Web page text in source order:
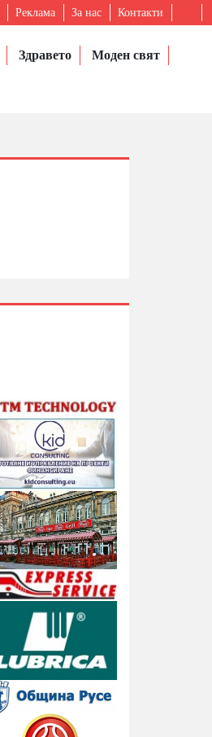
Реклама За нас Контакти
Здравето
Моден свят